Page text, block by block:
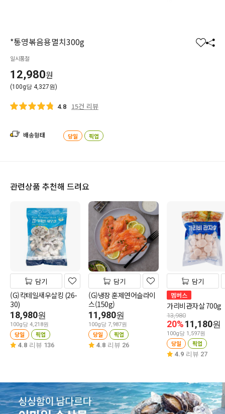
*통영볶음용멸치300g
찜 공
일시품절
12,980원
(100g당 4,327원)
4.8 15건 리뷰
배송형태 당일 픽업
관련상품 추천해 드려요
담기
(G)칵테일새우살킹 (26-
30)
18,980원
100g당 4,218원
당일 픽업
4.8 리뷰 136
담기
(G)냉장 훈제연어슬라이
스(150g)
11,980원
100g당 7,987원
당일 픽업
4.8 리뷰 26
담기
멤버스
가리비관자살 700g
13,980
20%11,180원
100g당 1,597원
당일 픽업
4.9 리뷰 27